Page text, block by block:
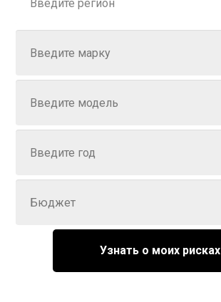
Узнать о моих рисках